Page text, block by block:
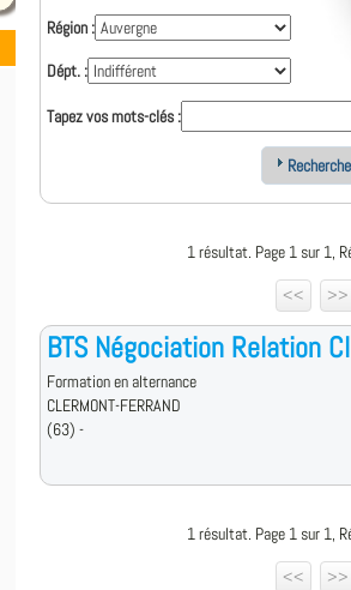
Région :
Dépt. :
Tapez vos mots-clés :
1 résultat. Page 1 sur 1,
<<
>>
BTS Négociation Relation
Formation en alternance
CLERMONT-FERRAND
(63) -
1 résultat. Page 1 sur 1,
<<
>>